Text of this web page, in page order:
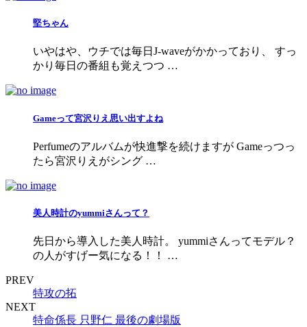
堅ちゃん
いやはや、ウチでは毎日J-waveがかかっており、 すっ
かり毎日の番組も覚えつつ …
Gameって宮沢りえ思い出すよね
Perfumeのアルバムが快進撃を続けますが Gameっつっ
たら宮沢りえがシング …
美人時計のyummiさんって？
先日から導入した美人時計。 yummiさんってモデル？
の人がすげー気になる！！ …
PREV
特攻の拓
NEXT
特命係長 只野仁 最後の劇場版